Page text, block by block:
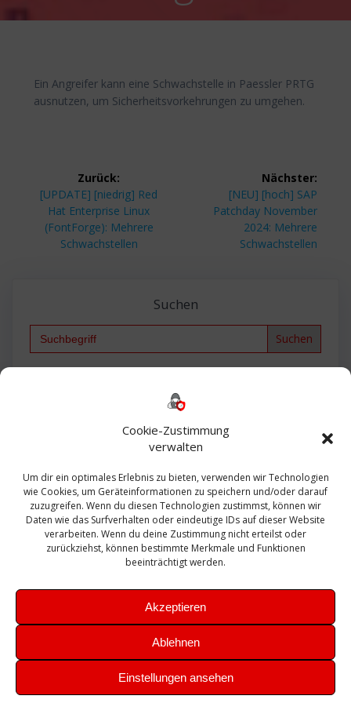
Cookie-Zustimmung
verwalten
Um dir ein optimales Erlebnis zu bieten, verwenden wir Technologien
wie Cookies, um Geräteinformationen zu speichern und/oder darauf
zuzugreifen. Wenn du diesen Technologien zustimmst, können wir
Daten wie das Surfverhalten oder eindeutige IDs auf dieser Website
verarbeiten. Wenn du deine Zustimmung nicht erteilst oder
zurückziehst, können bestimmte Merkmale und Funktionen
beeinträchtigt werden.
Akzeptieren
Ablehnen
Einstellungen ansehen
Ein Angreifer kann eine Schwachstelle in Paessler PRTG
ausnutzen, um Sicherheitsvorkehrungen zu umgehen.
Beitragsnavigation
Zurück:
Vorheriger
Beitrag:
[UPDATE] [niedrig] Red
Hat Enterprise Linux
(FontForge): Mehrere
Schwachstellen
Nächster:
Nächster
Beitrag:
[NEU] [hoch] SAP
Patchday November
2024: Mehrere
Schwachstellen
Suchen
Search
Bautagebuch
Exchange firewall Fritzbox
Microsoft
Sanierung SBS Security Server Sicherheit
Sicherung SIEM Sophos SSL Ubuntu
Update Upgrade UTM VCenter VCSA Veeam
VMWare VPN WAZUH Windows
Zertifikat
Theme